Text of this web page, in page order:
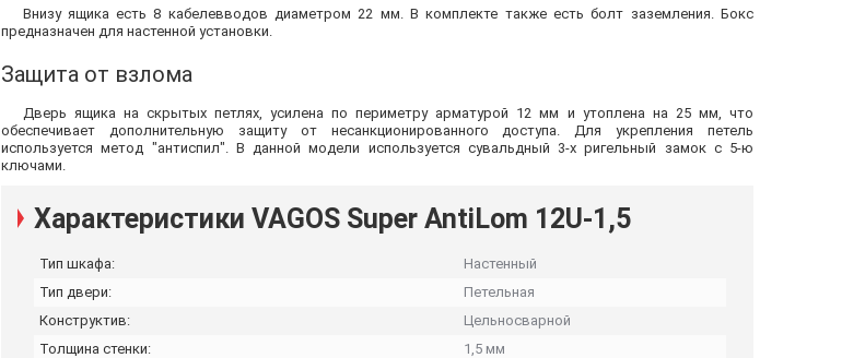
Внизу ящика есть 8 кабелевводов диаметром 22 мм. В комплекте также есть болт заземления. Бокс
предназначен для настенной установки.
Защита от взлома
Дверь ящика на скрытых петлях, усилена по периметру арматурой 12 мм и утоплена на 25 мм, что
обеспечивает дополнительную защиту от несанкционированного доступа. Для укрепления петель
используется метод "антиспил". В данной модели используется сувальдный 3-х ригельный замок с 5-ю
ключами.
Характеристики VAGOS Super AntiLom 12U-1,5
Тип шкафа:
Настенный
Тип двери:
Петельная
Конструктив:
Цельносварной
Толщина стенки:
1,5 мм